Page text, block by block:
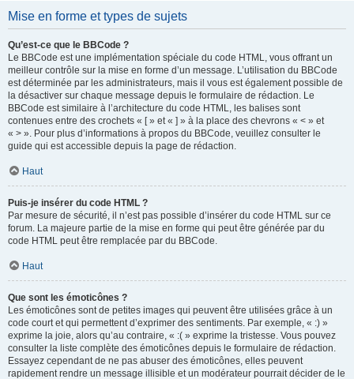
Mise en forme et types de sujets
Qu’est-ce que le BBCode ?
Le BBCode est une implémentation spéciale du code HTML, vous offrant un
meilleur contrôle sur la mise en forme d’un message. L’utilisation du BBCode
est déterminée par les administrateurs, mais il vous est également possible de
la désactiver sur chaque message depuis le formulaire de rédaction. Le
BBCode est similaire à l’architecture du code HTML, les balises sont
contenues entre des crochets « [ » et « ] » à la place des chevrons « < » et
« > ». Pour plus d’informations à propos du BBCode, veuillez consulter le
guide qui est accessible depuis la page de rédaction.
Haut
Puis-je insérer du code HTML ?
Par mesure de sécurité, il n’est pas possible d’insérer du code HTML sur ce
forum. La majeure partie de la mise en forme qui peut être générée par du
code HTML peut être remplacée par du BBCode.
Haut
Que sont les émoticônes ?
Les émoticônes sont de petites images qui peuvent être utilisées grâce à un
code court et qui permettent d’exprimer des sentiments. Par exemple, « :) »
exprime la joie, alors qu’au contraire, « :( » exprime la tristesse. Vous pouvez
consulter la liste complète des émoticônes depuis le formulaire de rédaction.
Essayez cependant de ne pas abuser des émoticônes, elles peuvent
rapidement rendre un message illisible et un modérateur pourrait décider de le